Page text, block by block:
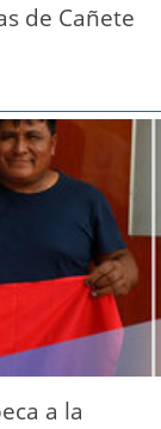
de Cañete
a la